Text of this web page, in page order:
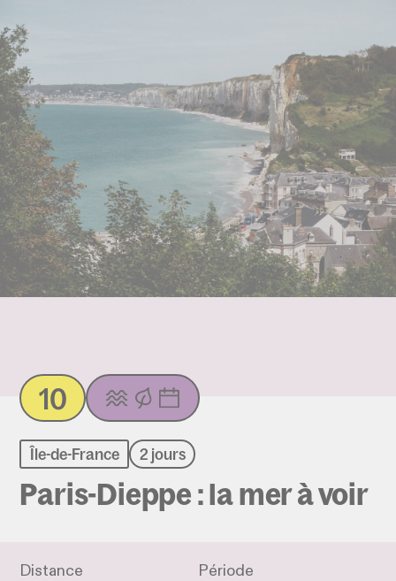
10
Île-de-France 2 jours
Paris-Dieppe : la mer à voir
Distance
Période